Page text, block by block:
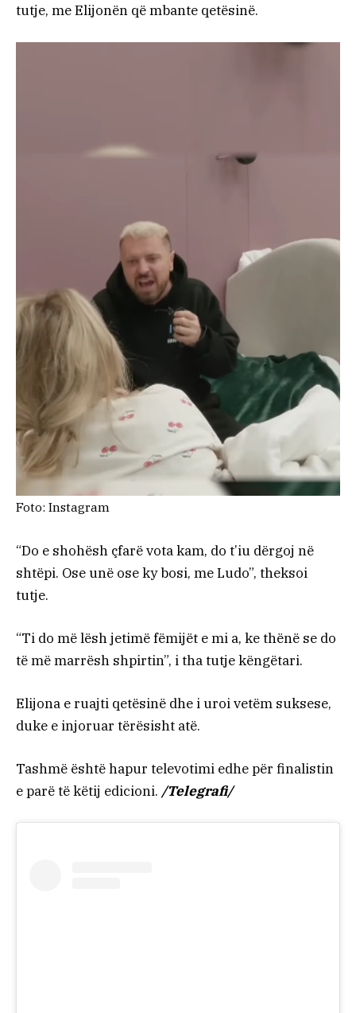
tutje, me Elijonën që mbante qetësinë.
Foto: Instagram
“Do e shohësh çfarë vota kam, do t’iu dërgoj në
shtëpi. Ose unë ose ky bosi, me Ludo”, theksoi
tutje.
“Ti do më lësh jetimë fëmijët e mi a, ke thënë se do
të më marrësh shpirtin”, i tha tutje këngëtari.
Elijona e ruajti qetësinë dhe i uroi vetëm suksese,
duke e injoruar tërësisht atë.
Tashmë është hapur televotimi edhe për finalistin
e parë të këtij edicioni. /Telegrafi/